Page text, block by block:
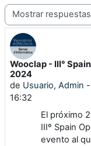
Mostrar modo
Wooclap - III°
2024
de Usuario, Admin -
16:32
Número de
El próximo
IIIº Spain
evento al